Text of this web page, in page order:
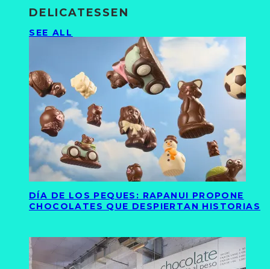
DELICATESSEN
SEE ALL
DÍA DE LOS PEQUES: RAPANUI PROPONE
CHOCOLATES QUE DESPIERTAN HISTORIAS